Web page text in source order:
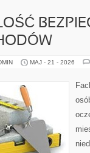
MAJ - 21 - 2026